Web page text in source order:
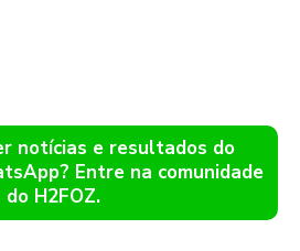
notícias e resultados do
Entre na comunidade
do H2FOZ.